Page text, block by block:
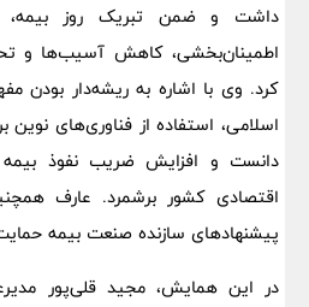
داشت و ضمن تبریک روز
اطمینان‌بخشی، کاهش آسیب‌ها و
کرد. وی با اشاره به ریشه‌دار بودن
اسلامی، استفاده از فناوری‌های نوین
دانست و افزایش ضریب نفوذ بیمه
اقتصادی کشور برشمرد. عارف
پیشنهادهای سازنده صنعت بیمه
در این همایش، مجید قلی‌پور